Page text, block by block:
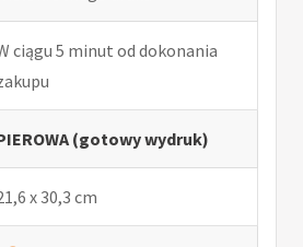
ciągu 5 minut od dokonania
(gotowy wydruk)
x 30,3 cm